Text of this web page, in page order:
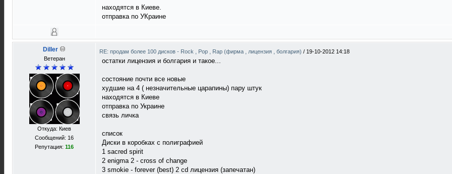
находятся в Киеве.
отправка по УКраине
Diller
Ветеран
Откуда: Киев
Сообщений: 16
Репутация: 116
RE: продам более 100 дисков - Rock , Pop , Rap (фирма , лицензия , болгария) / 19-10-2012 14:18
остатки лицензия и болгария и такое...
состояние почти все новые
худшие на 4 ( незначительные царапины) пару штук
находятся в Киеве
отправка по Украине
связь личка
список
Диски в коробках с полиграфией
1 sacred spirit
2 enigma 2 - cross of change
3 smokie - forever (best) 2 cd лицензия (запечатан)